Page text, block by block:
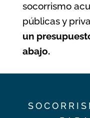
socorrismo
públicas y
un
abajo.